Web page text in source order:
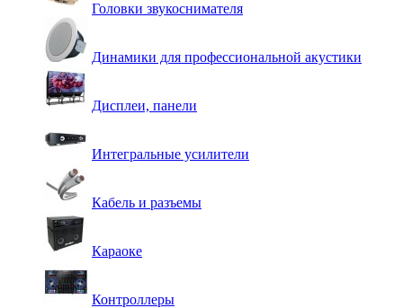
Головки звукоснимателя
Динамики для профессиональной акустики
Дисплеи, панели
Интегральные усилители
Кабель и разъемы
Караоке
Контроллеры